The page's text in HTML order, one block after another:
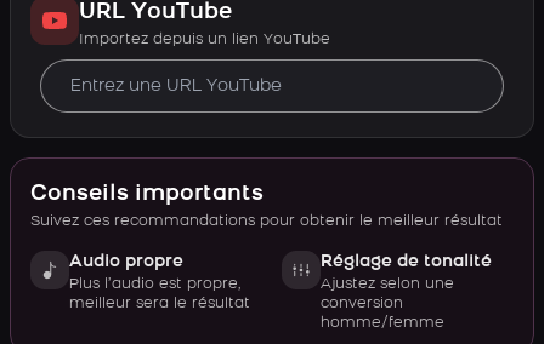
URL YouTube
Importez depuis un lien YouTube
Conseils importants
Suivez ces recommandations pour obtenir le meilleur résultat
Audio propre
Plus l’audio est propre,
meilleur sera le résultat
Réglage de tonalité
Ajustez selon une
conversion
homme/femme